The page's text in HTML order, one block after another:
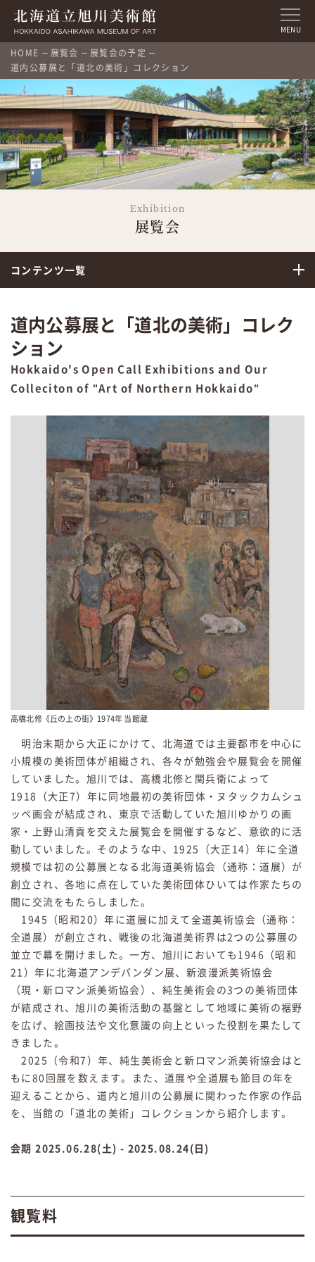
MENU
HOME 展覧会
展覧会の予定
道内公募展と「道北の美術」コレクション
Exhibition
展覧会
コンテンツ一覧
道内公募展と「道北の美術」コレク
ション
Hokkaido's Open Call Exhibitions and Our
Colleciton of "Art of Northern Hokkaido"
高橋北修《丘の上の街》1974年 当館蔵
明治末期から大正にかけて、北海道では主要都市を中心に
小規模の美術団体が組織され、各々が勉強会や展覧会を開催
していました。旭川では、高橋北修と関兵衛によって
1918（大正7）年に同地最初の美術団体・ヌタックカムシュ
ッペ画会が結成され、東京で活動していた旭川ゆかりの画
家・上野山清貢を交えた展覧会を開催するなど、意欲的に活
動していました。そのような中、1925（大正14）年に全道
規模では初の公募展となる北海道美術協会（通称：道展）が
創立され、各地に点在していた美術団体ひいては作家たちの
間に交流をもたらしました。
1945（昭和20）年に道展に加えて全道美術協会（通称：
全道展）が創立され、戦後の北海道美術界は2つの公募展の
並立で幕を開けました。一方、旭川においても1946（昭和
21）年に北海道アンデパンダン展、新浪漫派美術協会
（現・新ロマン派美術協会）、純生美術会の3つの美術団体
が結成され、旭川の美術活動の基盤として地域に美術の裾野
を広げ、絵画技法や文化意識の向上といった役割を果たして
きました。
2025（令和7）年、純生美術会と新ロマン派美術協会はと
もに80回展を数えます。また、道展や全道展も節目の年を
迎えることから、道内と旭川の公募展に関わった作家の作品
を、当館の「道北の美術」コレクションから紹介します。
会期 2025.06.28(土) - 2025.08.24(日)
観覧料